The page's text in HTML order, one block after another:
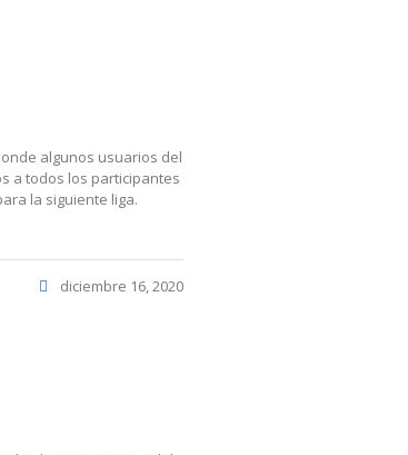
algunos usuarios del
a todos los participantes
la siguiente liga.
diciembre 16, 2020